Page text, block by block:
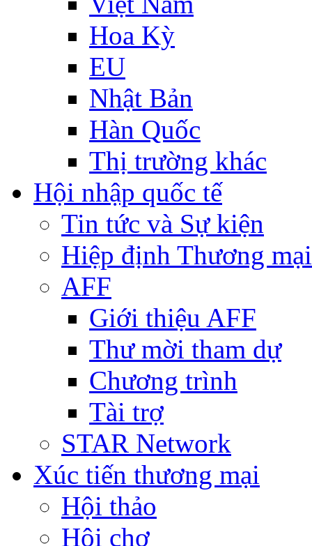
Hoa Kỳ
EU
Nhật Bản
Hàn Quốc
Thị trường khác
Hội nhập quốc tế
Tin tức và Sự kiện
Hiệp định Thương
AFF
Giới thiệu AFF
Thư mời tham dự
Chương trình
Tài trợ
STAR Network
Xúc tiến thương mại
Hội thảo
Hội chợ